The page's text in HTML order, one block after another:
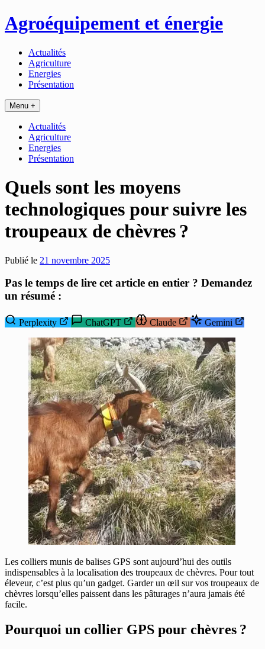
Passer
au
Agroéquipement et énergie
Actualités
Agriculture
Energies
Présentation
Menu +
Actualités
Agriculture
Energies
Présentation
Quels sont les moyens
technologiques pour suivre les
troupeaux de chèvres ?
Publié le 21 novembre 2025
Pas le temps de lire cet article en entier ? Demandez
un résumé :
Perplexity ChatGPT Claude Gemini
Les colliers munis de balises GPS sont aujourd’hui des outils
indispensables à la localisation des troupeaux de chèvres. Pour tout
éleveur, c’est plus qu’un gadget. Garder un œil sur vos troupeaux de
chèvres lorsqu’elles paissent dans les pâturages n’aura jamais été
facile.
Pourquoi un collier GPS pour chèvres ?